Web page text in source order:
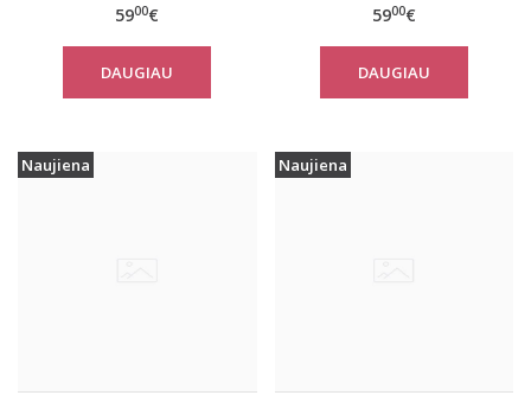
5900€
DAUGIAU
5900€
DAUGIAU
Naujiena Naujiena